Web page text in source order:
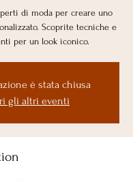
di moda per creare uno
Scoprite tecniche e
per un look iconico.
è stata chiusa
gli altri eventi